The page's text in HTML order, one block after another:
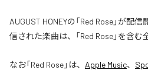
AUGUST HONEYの「Red Rose」が配
信された楽曲は、「Red Rose」を含む
なお「Red Rose」は、 Apple Music、